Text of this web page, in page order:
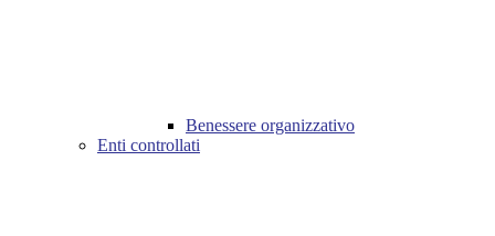
Benessere organizzativo
Enti controllati